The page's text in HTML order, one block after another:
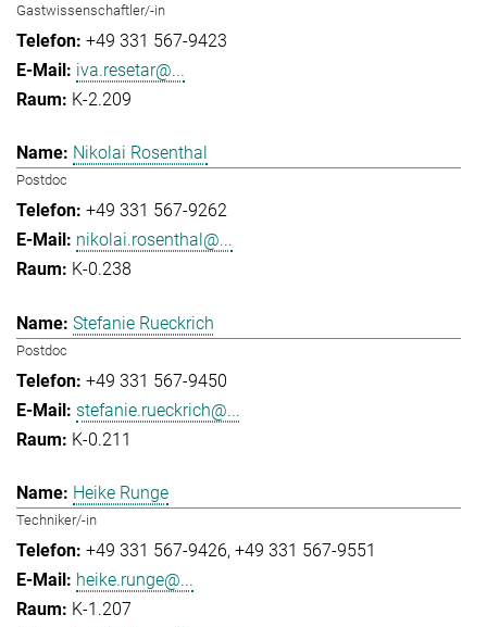
Gastwissenschaftler/-in
+49 331 567-9423
iva.resetar@...
K-2.209
Nikolai Rosenthal
Postdoc
+49 331 567-9262
nikolai.rosenthal@...
K-0.238
Stefanie Rueckrich
Postdoc
+49 331 567-9450
stefanie.rueckrich@...
K-0.211
Heike Runge
Techniker/-in
+49 331 567-9426 +49 331 567-9551
heike.runge@...
K-1.207